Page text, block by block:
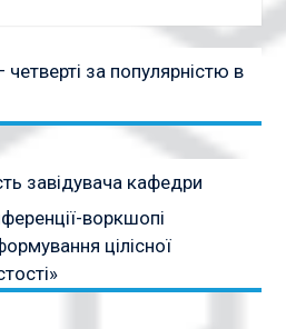
за популярністю в
завідувача кафедри
воркшопі
цілісної